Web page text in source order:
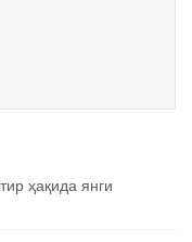
ҳақида янги